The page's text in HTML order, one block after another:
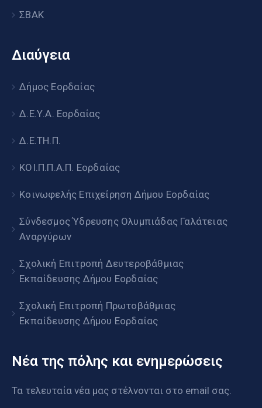
ΣΒΑΚ
Διαύγεια
Δήμος Εορδαίας
Δ.Ε.Υ.Α. Εορδαίας
Δ.Ε.ΤΗ.Π.
ΚΟΙ.Π.Π.Α.Π. Εορδαίας
Κοινωφελής Επιχείρηση Δήμου Εορδαίας
Σύνδεσμος Ύδρευσης Ολυμπιάδας Γαλάτειας
Αναργύρων
Σχολική Επιτροπή Δευτεροβάθμιας
Εκπαίδευσης Δήμου Εορδαίας
Σχολική Επιτροπή Πρωτοβάθμιας
Εκπαίδευσης Δήμου Εορδαίας
Νέα της πόλης και ενημερώσεις
Τα τελευταία νέα μας στέλνονται στο email σας.